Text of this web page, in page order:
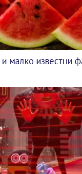
малко известни